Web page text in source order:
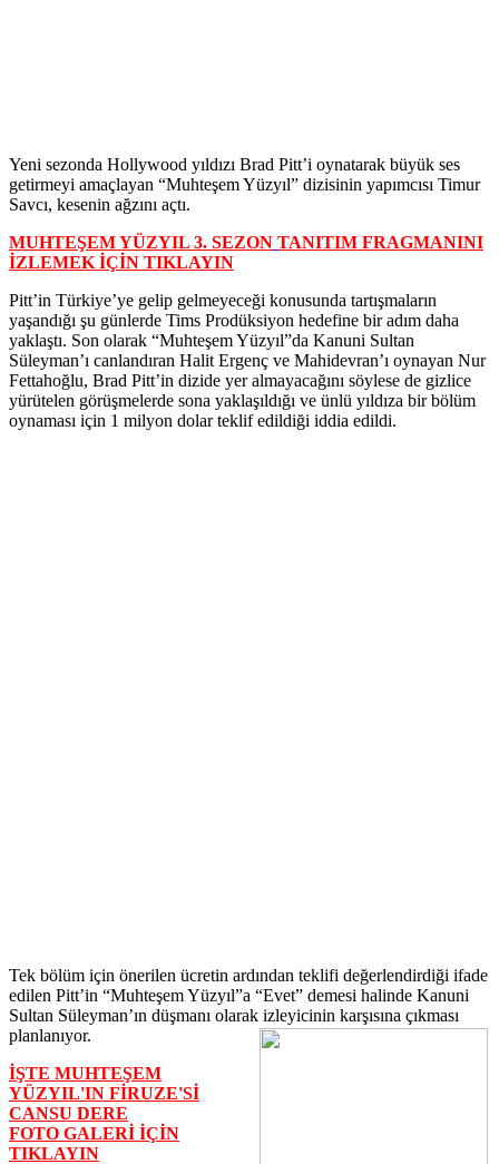
Yeni sezonda Hollywood yıldızı Brad Pitt’i oynatarak büyük ses
getirmeyi amaçlayan “Muhteşem Yüzyıl” dizisinin yapımcısı Timur
Savcı, kesenin ağzını açtı.
MUHTEŞEM YÜZYIL 3. SEZON TANITIM FRAGMANINI
İZLEMEK İÇİN TIKLAYIN
Pitt’in Türkiye’ye gelip gelmeyeceği konusunda tartışmaların
yaşandığı şu günlerde Tims Prodüksiyon hedefine bir adım daha
yaklaştı. Son olarak “Muhteşem Yüzyıl”da Kanuni Sultan
Süleyman’ı canlandıran Halit Ergenç ve Mahidevran’ı oynayan Nur
Fettahoğlu, Brad Pitt’in dizide yer almayacağını söylese de gizlice
yürütelen görüşmelerde sona yaklaşıldığı ve ünlü yıldıza bir bölüm
oynaması için 1 milyon dolar teklif edildiği iddia edildi.
Tek bölüm için önerilen ücretin ardından teklifi değerlendirdiği ifade
edilen Pitt’in “Muhteşem Yüzyıl”a “Evet” demesi halinde Kanuni
Sultan Süleyman’ın düşmanı olarak izleyicinin karşısına çıkması
planlanıyor.
İŞTE MUHTEŞEM
YÜZYIL'IN FİRUZE'Sİ
CANSU DERE
FOTO GALERİ İÇİN
TIKLAYIN